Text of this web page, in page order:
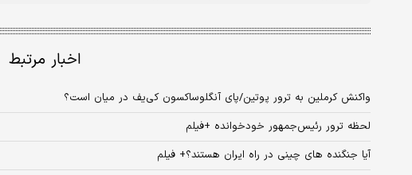
اخبار مرتبط
واکنش کرملین به ترور پوتین/پای آنگلوساکسون کی‌یف در میان است؟
لحظه ترور رئیس‌جمهور خودخوانده +فیلم
آیا جنگنده های چینی در راه ایران هستند؟+ فیلم